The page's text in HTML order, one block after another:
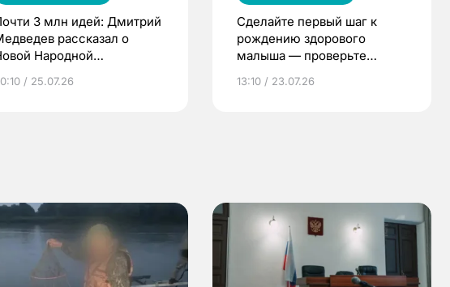
3 млн идей: Дмитрий
рассказал о
Народной
/ 25.07.26
Сделайте первый шаг к
рождению здорового
малыша — проверьте
по ОМС!
13:10 / 23.07.26